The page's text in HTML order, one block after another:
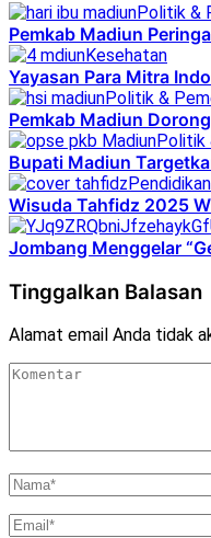
Politik &
Pemkab Madiun
Kesehatan
Yayasan Para Mitra
Politik &
Pemkab Madiun
Politik
Bupati Madiun
Wisuda Tahfidz 2025
Jombang Menggelar
Tinggalkan Balasan
Alamat email Anda tidak